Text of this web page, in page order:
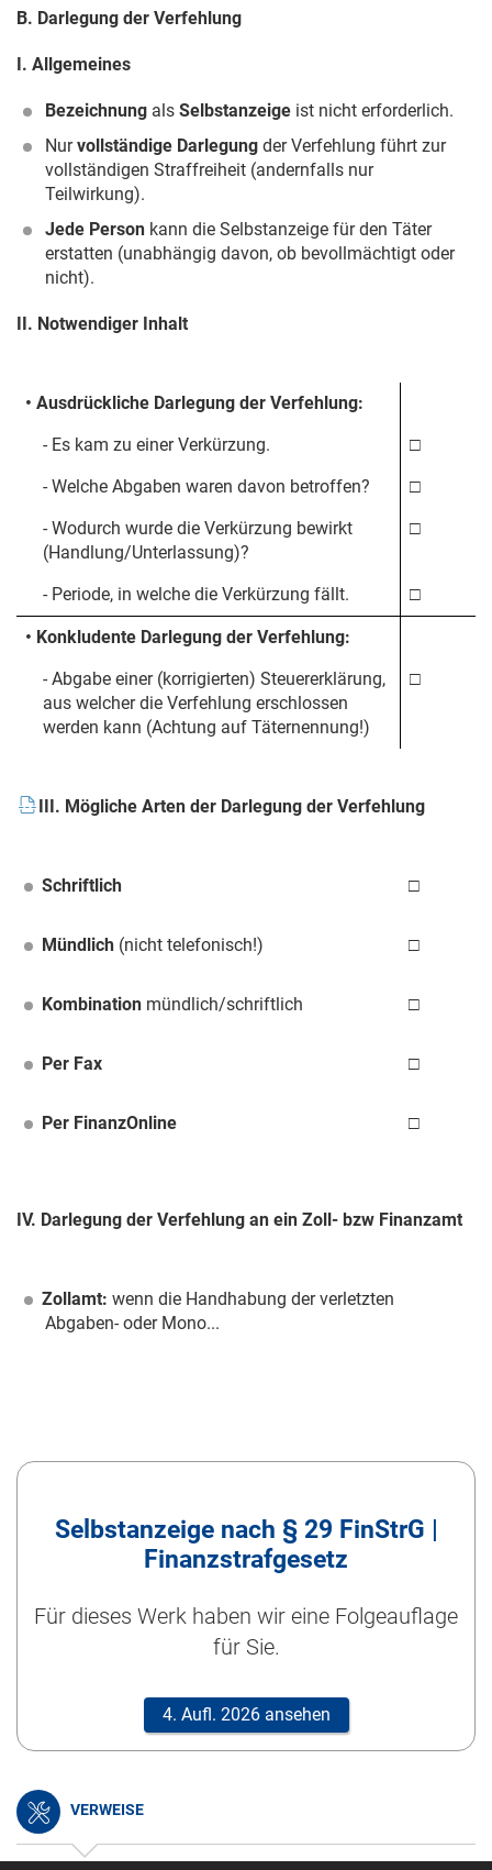
B. Darlegung der Verfehlung
I. Allgemeines
Bezeichnung als Selbstanzeige ist nicht erforderlich.
Nurvollständige Darlegung der Verfehlung führt zur
vollständigen Straffreiheit (andernfalls nur
Teilwirkung).
Jede Person kann die Selbstanzeige für den Täter
erstatten (unabhängig davon, ob bevollmächtigt oder
nicht).
II. Notwendiger Inhalt
• Ausdrückliche Darlegung der Verfehlung:
- Es kam zu einer Verkürzung.
□
- Welche Abgaben waren davon betroffen?
□
- Wodurch wurde die Verkürzung bewirkt
(Handlung/Unterlassung)?
□
- Periode, in welche die Verkürzung fällt. □
• Konkludente Darlegung der Verfehlung:
- Abgabe einer (korrigierten) Steuererklärung,
aus welcher die Verfehlung erschlossen
werden kann (Achtung auf Täternennung!)
□
III. Mögliche Arten der Darlegung der Verfehlung
Schriftlich □
Mündlich(nicht telefonisch!) □
Kombinationmündlich/schriftlich □
Per Fax □
Per FinanzOnline □
IV. Darlegung der Verfehlung an ein Zoll- bzw Finanzamt
Zollamt: wenn die Handhabung der verletzten
Abgaben- oder Mono...
Selbstanzeige nach § 29 FinStrG |
Finanzstrafgesetz
Für dieses Werk haben wir eine Folgeauflage
für Sie.
4. Aufl. 2026 ansehen
VERWEISE